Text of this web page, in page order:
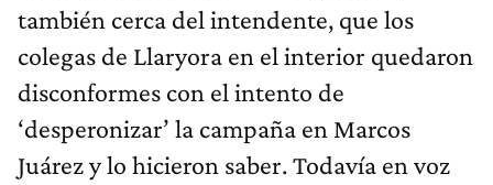
también cerca del intendente, que los
colegas de Llaryora en el interior quedaron
disconformes con el intento de
‘desperonizar’ la campaña en Marcos
Juárez y lo hicieron saber. Todavía en voz